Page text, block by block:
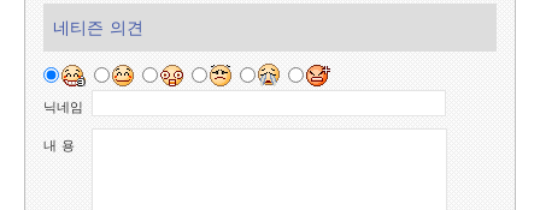
네티즌 의견
닉네임
내 용